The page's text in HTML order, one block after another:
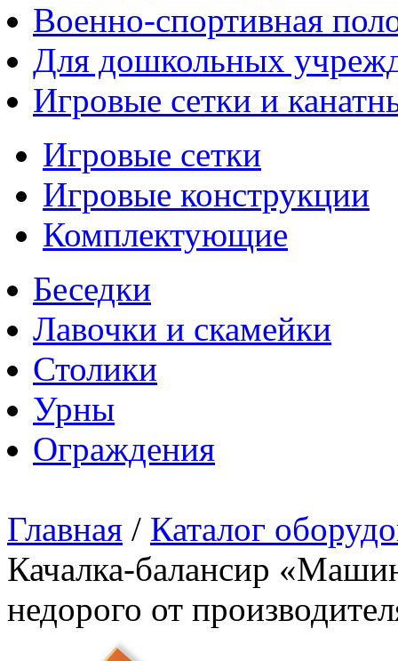
Военно-спортивная
Для дошкольных
Игровые сетки и
Игровые сетки
Игровые конструкции
Комплектующие
Беседки
Лавочки и скамейки
Столики
Урны
Ограждения
Главная / Каталог
Качалка-балансир
недорого от